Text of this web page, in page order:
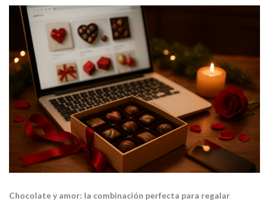
Chocolate y amor: la combinación perfecta para regalar